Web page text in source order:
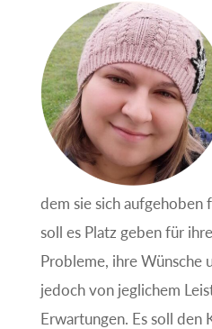
dem sie sich aufgehoben
soll es Platz geben für
Probleme, ihre Wünsche
jedoch von jeglichem
Erwartungen. Es soll den